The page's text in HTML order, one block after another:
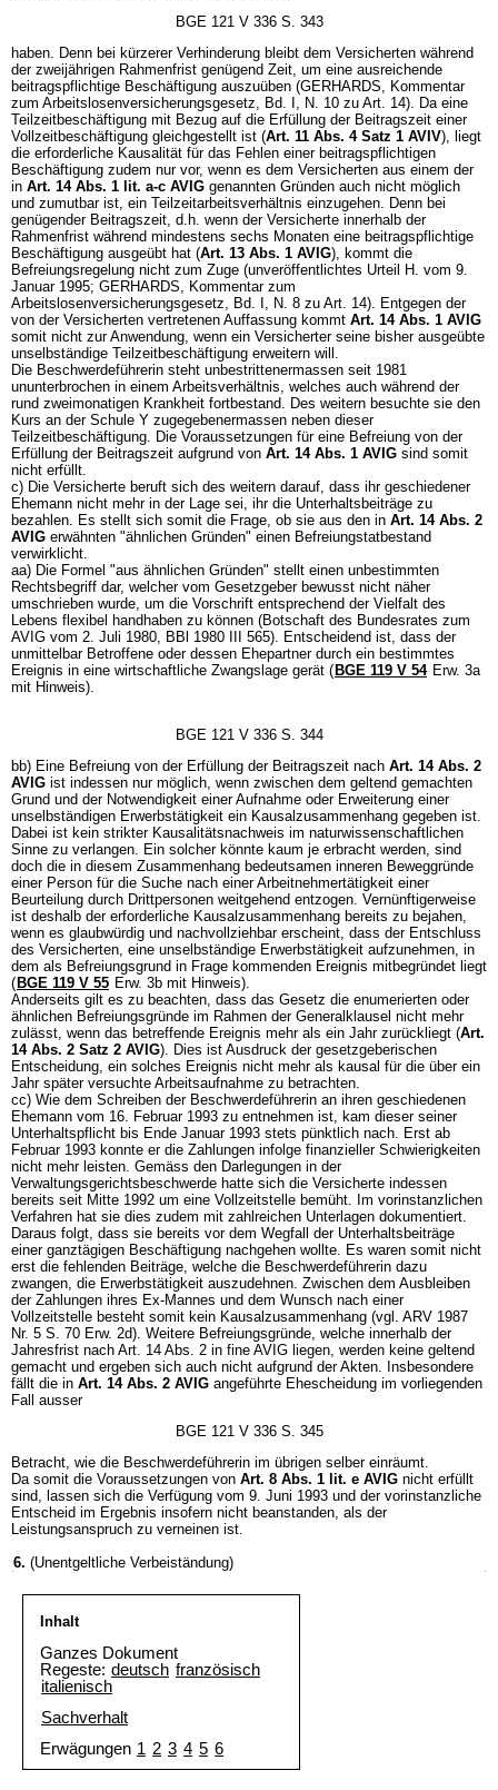
BGE 121 V 336 S. 343
haben. Denn bei kürzerer Verhinderung bleibt dem Versicherten während
der zweijährigen Rahmenfrist genügend Zeit, um eine ausreichende
beitragspflichtige Beschäftigung auszuüben (GERHARDS, Kommentar
zum Arbeitslosenversicherungsgesetz, Bd. I, N. 10 zu Art. 14). Da eine
Teilzeitbeschäftigung mit Bezug auf die Erfüllung der Beitragszeit einer
Vollzeitbeschäftigung gleichgestellt ist (Art. 11 Abs. 4 Satz 1 AVIV), liegt
die erforderliche Kausalität für das Fehlen einer beitragspflichtigen
Beschäftigung zudem nur vor, wenn es dem Versicherten aus einem der
in Art. 14 Abs. 1 lit. a-c AVIG genannten Gründen auch nicht möglich
und zumutbar ist, ein Teilzeitarbeitsverhältnis einzugehen. Denn bei
genügender Beitragszeit, d.h. wenn der Versicherte innerhalb der
Rahmenfrist während mindestens sechs Monaten eine beitragspflichtige
Beschäftigung ausgeübt hat (Art. 13 Abs. 1 AVIG), kommt die
Befreiungsregelung nicht zum Zuge (unveröffentlichtes Urteil H. vom 9.
Januar 1995; GERHARDS, Kommentar zum
Arbeitslosenversicherungsgesetz, Bd. I, N. 8 zu Art. 14). Entgegen der
von der Versicherten vertretenen Auffassung kommt Art. 14 Abs. 1 AVIG
somit nicht zur Anwendung, wenn ein Versicherter seine bisher ausgeübte
unselbständige Teilzeitbeschäftigung erweitern will.
Die Beschwerdeführerin steht unbestrittenermassen seit 1981
ununterbrochen in einem Arbeitsverhältnis, welches auch während der
rund zweimonatigen Krankheit fortbestand. Des weitern besuchte sie den
Kurs an der Schule Y zugegebenermassen neben dieser
Teilzeitbeschäftigung. Die Voraussetzungen für eine Befreiung von der
Erfüllung der Beitragszeit aufgrund von Art. 14 Abs. 1 AVIG sind somit
nicht erfüllt.
c) Die Versicherte beruft sich des weitern darauf, dass ihr geschiedener
Ehemann nicht mehr in der Lage sei, ihr die Unterhaltsbeiträge zu
bezahlen. Es stellt sich somit die Frage, ob sie aus den in Art. 14 Abs. 2
AVIG erwähnten "ähnlichen Gründen" einen Befreiungstatbestand
verwirklicht.
aa) Die Formel "aus ähnlichen Gründen" stellt einen unbestimmten
Rechtsbegriff dar, welcher vom Gesetzgeber bewusst nicht näher
umschrieben wurde, um die Vorschrift entsprechend der Vielfalt des
Lebens flexibel handhaben zu können (Botschaft des Bundesrates zum
AVIG vom 2. Juli 1980, BBl 1980 III 565). Entscheidend ist, dass der
unmittelbar Betroffene oder dessen Ehepartner durch ein bestimmtes
Ereignis in eine wirtschaftliche Zwangslage gerät ( BGE 119 V 54 Erw. 3a
mit Hinweis).
BGE 121 V 336 S. 344
bb) Eine Befreiung von der Erfüllung der Beitragszeit nach Art. 14 Abs. 2
AVIG ist indessen nur möglich, wenn zwischen dem geltend gemachten
Grund und der Notwendigkeit einer Aufnahme oder Erweiterung einer
unselbständigen Erwerbstätigkeit ein Kausalzusammenhang gegeben ist.
Dabei ist kein strikter Kausalitätsnachweis im naturwissenschaftlichen
Sinne zu verlangen. Ein solcher könnte kaum je erbracht werden, sind
doch die in diesem Zusammenhang bedeutsamen inneren Beweggründe
einer Person für die Suche nach einer Arbeitnehmertätigkeit einer
Beurteilung durch Drittpersonen weitgehend entzogen. Vernünftigerweise
ist deshalb der erforderliche Kausalzusammenhang bereits zu bejahen,
wenn es glaubwürdig und nachvollziehbar erscheint, dass der Entschluss
des Versicherten, eine unselbständige Erwerbstätigkeit aufzunehmen, in
dem als Befreiungsgrund in Frage kommenden Ereignis mitbegründet liegt
( BGE 119 V 55 Erw. 3b mit Hinweis).
Anderseits gilt es zu beachten, dass das Gesetz die enumerierten oder
ähnlichen Befreiungsgründe im Rahmen der Generalklausel nicht mehr
zulässt, wenn das betreffende Ereignis mehr als ein Jahr zurückliegt (Art.
14 Abs. 2 Satz 2 AVIG). Dies ist Ausdruck der gesetzgeberischen
Entscheidung, ein solches Ereignis nicht mehr als kausal für die über ein
Jahr später versuchte Arbeitsaufnahme zu betrachten.
cc) Wie dem Schreiben der Beschwerdeführerin an ihren geschiedenen
Ehemann vom 16. Februar 1993 zu entnehmen ist, kam dieser seiner
Unterhaltspflicht bis Ende Januar 1993 stets pünktlich nach. Erst ab
Februar 1993 konnte er die Zahlungen infolge finanzieller Schwierigkeiten
nicht mehr leisten. Gemäss den Darlegungen in der
Verwaltungsgerichtsbeschwerde hatte sich die Versicherte indessen
bereits seit Mitte 1992 um eine Vollzeitstelle bemüht. Im vorinstanzlichen
Verfahren hat sie dies zudem mit zahlreichen Unterlagen dokumentiert.
Daraus folgt, dass sie bereits vor dem Wegfall der Unterhaltsbeiträge
einer ganztägigen Beschäftigung nachgehen wollte. Es waren somit nicht
erst die fehlenden Beiträge, welche die Beschwerdeführerin dazu
zwangen, die Erwerbstätigkeit auszudehnen. Zwischen dem Ausbleiben
der Zahlungen ihres Ex-Mannes und dem Wunsch nach einer
Vollzeitstelle besteht somit kein Kausalzusammenhang (vgl. ARV 1987
Nr. 5 S. 70 Erw. 2d). Weitere Befreiungsgründe, welche innerhalb der
Jahresfrist nach Art. 14 Abs. 2 in fine AVIG liegen, werden keine geltend
gemacht und ergeben sich auch nicht aufgrund der Akten. Insbesondere
fällt die in Art. 14 Abs. 2 AVIG angeführte Ehescheidung im vorliegenden
Fall ausser
BGE 121 V 336 S. 345
Betracht, wie die Beschwerdeführerin im übrigen selber einräumt.
Da somit die Voraussetzungen von Art. 8 Abs. 1 lit. e AVIG nicht erfüllt
sind, lassen sich die Verfügung vom 9. Juni 1993 und der vorinstanzliche
Entscheid im Ergebnis insofern nicht beanstanden, als der
Leistungsanspruch zu verneinen ist.
6. (Unentgeltliche Verbeiständung)
Inhalt
Ganzes Dokument
Regeste: deutsch französisch
italienisch
Sachverhalt
Erwägungen 1 2 3 4 5 6